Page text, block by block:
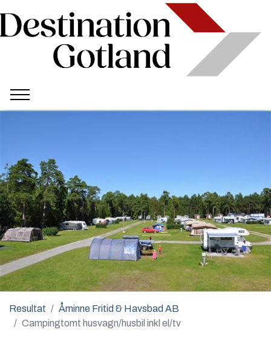
Resultat
Åminne Fritid & Havsbad AB
Campingtomt husvagn/husbil inkl el/tv